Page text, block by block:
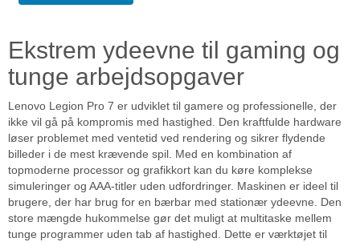
Ekstrem ydeevne til gaming og
tunge arbejdsopgaver
Lenovo Legion Pro 7 er udviklet til gamere og professionelle, der
ikke vil gå på kompromis med hastighed. Den kraftfulde hardware
løser problemet med ventetid ved rendering og sikrer flydende
billeder i de mest krævende spil. Med en kombination af
topmoderne processor og grafikkort kan du køre komplekse
simuleringer og AAA-titler uden udfordringer. Maskinen er ideel til
brugere, der har brug for en bærbar med stationær ydeevne. Den
store mængde hukommelse gør det muligt at multitaske mellem
tunge programmer uden tab af hastighed. Dette er værktøjet til